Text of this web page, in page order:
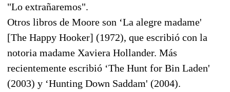
"Lo extrañaremos".
Otros libros de Moore son ‘La alegre madame'
[The Happy Hooker] (1972), que escribió con la
notoria madame Xaviera Hollander. Más
recientemente escribió ‘The Hunt for Bin Laden'
(2003) y ‘Hunting Down Saddam' (2004).